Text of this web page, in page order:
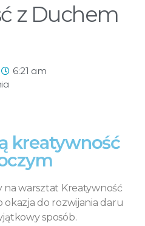
z Duchem
6:21 am
kreatywność
na warsztat Kreatywność
okazja do rozwijania daru
sposób.